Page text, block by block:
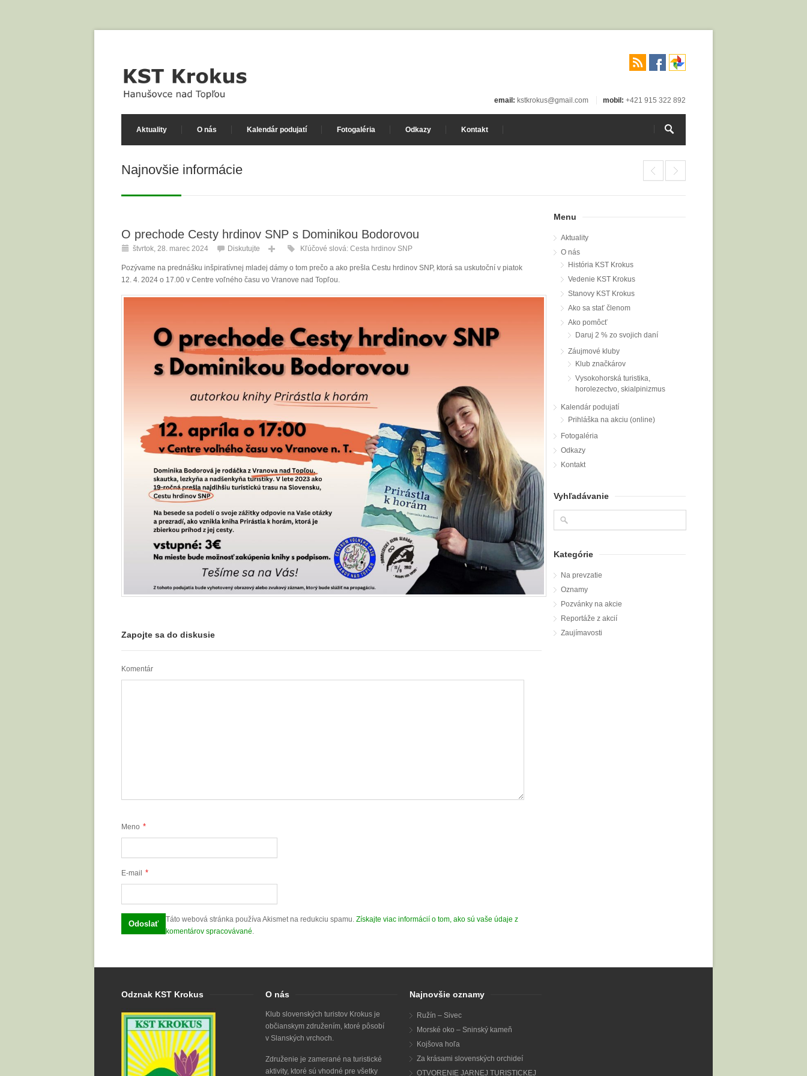
email: kstkrokus@gmail.com mobil: +421 915 322 892
Aktuality O nás Kalendár podujatí Fotogaléria Odkazy Kontakt
Najnovšie informácie
O prechode Cesty hrdinov SNP s Dominikou Bodorovou
štvrtok, 28. marec 2024 Diskutujte Kľúčové slová: Cesta hrdinov SNP
Pozývame na prednášku inšpiratívnej mladej dámy o tom prečo a ako prešla Cestu hrdinov SNP, ktorá sa uskutoční v piatok
12. 4. 2024 o 17.00 v Centre voľného času vo Vranove nad Topľou.
Zapojte sa do diskusie
Komentár
Meno *
E-mail *
Táto webová stránka používa Akismet na redukciu spamu. Získajte viac informácií o tom, ako sú vaše údaje z
komentárov spracovávané.
Menu
Aktuality
O nás
História KST Krokus
Vedenie KST Krokus
Stanovy KST Krokus
Ako sa stať členom
Ako pomôcť
Daruj 2 % zo svojich daní
Záujmové kluby
Klub značkárov
Vysokohorská turistika,
horolezectvo, skialpinizmus
Kalendár podujatí
Prihláška na akciu (online)
Fotogaléria
Odkazy
Kontakt
Vyhľadávanie
Kategórie
Na prevzatie
Oznamy
Pozvánky na akcie
Reportáže z akcií
Zaujímavosti
Odznak KST Krokus O nás
Klub slovenských turistov Krokus je
občianskym združením, ktoré pôsobí
v Slanských vrchoch.
Združenie je zamerané na turistické
aktivity, ktoré sú vhodné pre všetky
Najnovšie oznamy
Ružín – Sivec
Morské oko – Sninský kameň
Kojšova hoľa
Za krásami slovenských orchideí
OTVORENIE JARNEJ TURISTICKEJ